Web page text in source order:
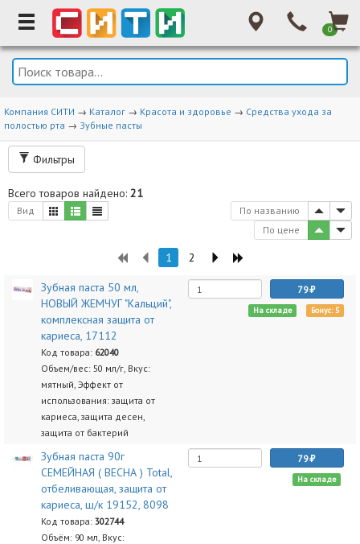
0
Компания СИТИ → Каталог → Красота и здоровье → Средства ухода за
полостью рта → Зубные пасты
Фильтры
Всего товаров найдено: 21
Вид
По названию
По цене
1 2
Зубная паста 50 мл,
НОВЫЙ ЖЕМЧУГ "Кальций",
комплексная защита от
кариеса, 17112
Код товара: 62040
Объем/вес: 50 мл/г, Вкус:
мятный, Эффект от
использования: защита от
кариеса, защита десен,
защита от бактерий
79
На складе Бонус: 5
Зубная паста 90г
СЕМЕЙНАЯ ( ВЕСНА ) Total,
отбеливающая, защита от
кариеса, ш/к 19152, 8098
Код товара: 302744
Объём: 90 мл, Вкус:
79
На складе